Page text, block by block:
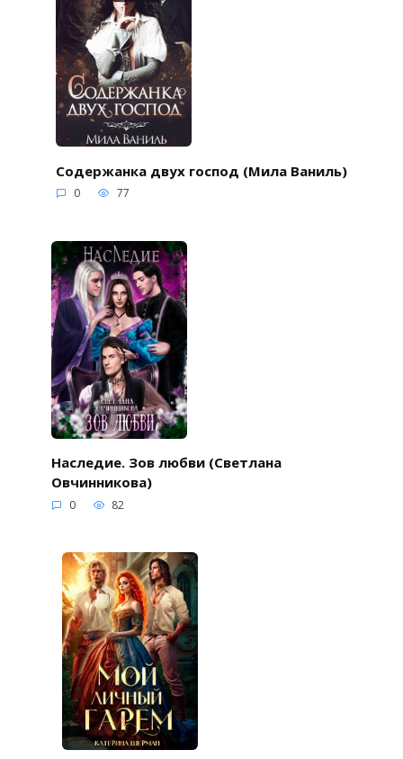
Содержанка двух господ (Мила Ваниль)
0 77
Наследие. Зов любви (Светлана
Овчинникова)
0 82